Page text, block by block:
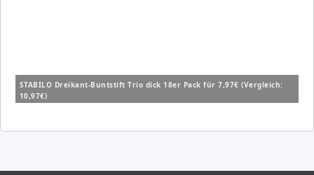
STABILO Dreikant-Buntstift Trio dick 18er Pack für 7,97€ (Vergleich:
10,97€)